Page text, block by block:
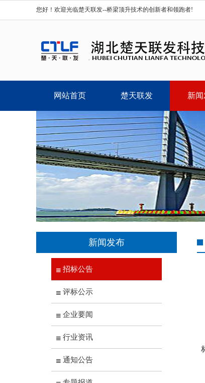
您好！欢迎光临楚天联发--桥梁顶升技术的创新者和领跑者!
网站首页 楚天联发 新
新闻发布
招标公告
评标公示
企业要闻
行业资讯
通知公告